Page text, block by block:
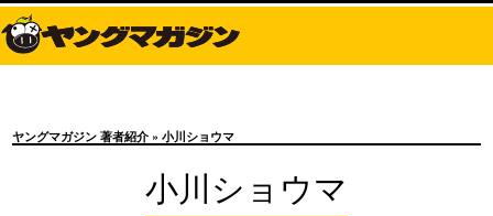
ヤングマガジン 著者紹介 » 小川ショウマ
小川ショウマ